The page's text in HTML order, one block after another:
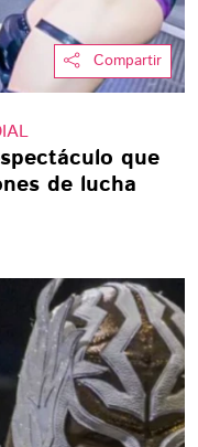
Compartir
que
de lucha